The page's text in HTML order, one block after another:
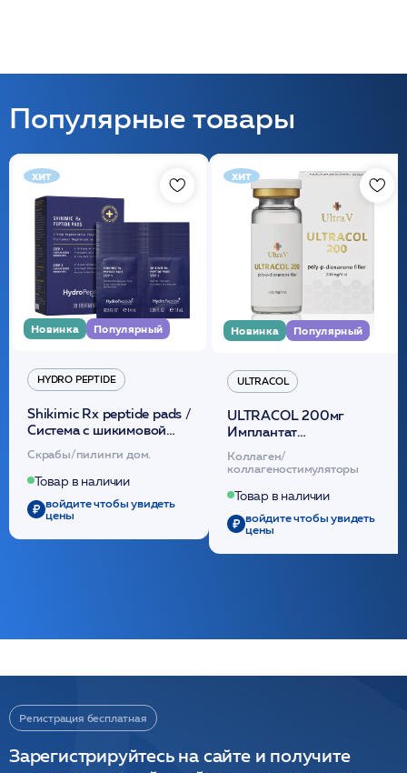
Популярные товары
хит
Новинка Популярный
HYDRO PEPTIDE
Shikimic Rx peptide pads /
Cистема с шикимовой
кислотой обновляющая
(30шт) /HP
Скрабы/пилинги дом.
Товар в наличии
войдите чтобы увидеть
цены
хит
Новинка Популярный
ULTRACOL
ULTRACOL 200мг
Имплантат
внутридермальный,
стерильный на основе
полидиоксанона
/ULTRACOL
Коллаген/
коллагеностимуляторы
Товар в наличии
войдите чтобы увидеть
цены
Регистрация бесплатная
Зарегистрируйтесь на сайте и получите